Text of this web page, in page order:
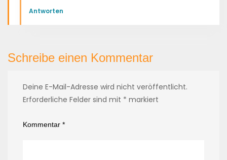
Antworten
Schreibe einen Kommentar
Deine E-Mail-Adresse wird nicht veröffentlicht.
Erforderliche Felder sind mit * markiert
Kommentar *